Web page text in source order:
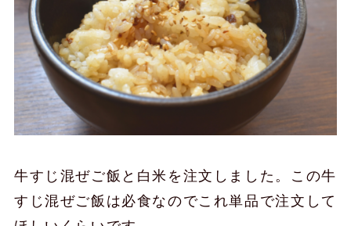
牛すじ混ぜご飯と白米を注文しました。この牛
すじ混ぜご飯は必食なのでこれ単品で注文して